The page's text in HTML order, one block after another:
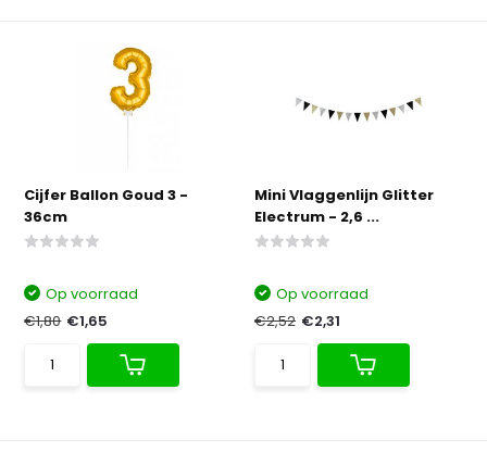
Cijfer Ballon Goud 3 -
36cm
Op voorraad
€1,80 €1,65
Mini Vlaggenlijn Glitter
Electrum - 2,6 ...
Op voorraad
€2,52 €2,31